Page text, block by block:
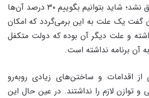
تهیه شده بود نیز محقق نشد؛ شاید بتوانیم بگوییم ۳۰ درصد آن‌ها
گفت یک علت به این برمی‌گردد که امکان
و علت دیگر آن بوده که دولت متکفل
آن برنامه نداشته است.
از اقدامات و ساختن‌های زیادی روبه‌رو
توازن لازم را نداشتند. در عین حال این